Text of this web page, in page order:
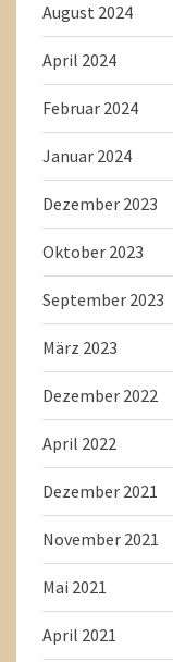
August 2024
April 2024
Februar 2024
Januar 2024
Dezember 2023
Oktober 2023
September 2023
März 2023
Dezember 2022
April 2022
Dezember 2021
November 2021
Mai 2021
April 2021